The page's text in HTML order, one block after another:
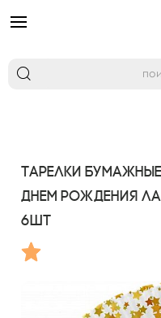
Тарелки
днем рождения
6шт